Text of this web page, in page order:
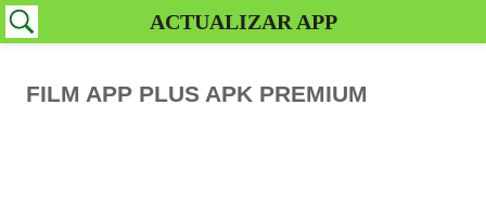
FILM APP PLUS APK PREMIUM
ACTUALIZAR APP